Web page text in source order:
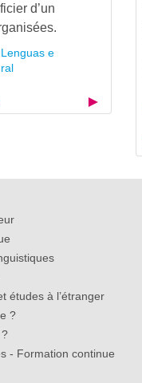
d’un
e
études à l’étranger
?
- Formation continue